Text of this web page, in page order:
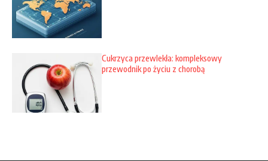
Cukrzyca przewlekła: kompleksowy
przewodnik po życiu z chorobą